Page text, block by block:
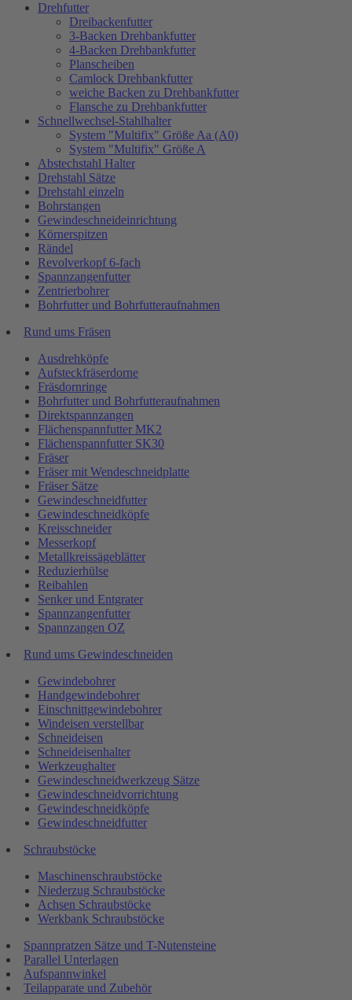
Drehfutter
Dreibackenfutter
3-Backen Drehbankfutter
4-Backen Drehbankfutter
Planscheiben
Camlock Drehbankfutter
weiche Backen zu Drehbankfutter
Flansche zu Drehbankfutter
Schnellwechsel-Stahlhalter
System "Multifix" Größe Aa (A0)
System "Multifix" Größe A
Abstechstahl Halter
Drehstahl Sätze
Drehstahl einzeln
Bohrstangen
Gewindeschneideinrichtung
Körnerspitzen
Rändel
Revolverkopf 6-fach
Spannzangenfutter
Zentrierbohrer
Bohrfutter und Bohrfutteraufnahmen
Rund ums Fräsen
Ausdrehköpfe
Aufsteckfräserdorne
Fräsdornringe
Bohrfutter und Bohrfutteraufnahmen
Direktspannzangen
Flächenspannfutter MK2
Flächenspannfutter SK30
Fräser
Fräser mit Wendeschneidplatte
Fräser Sätze
Gewindeschneidfutter
Gewindeschneidköpfe
Kreisschneider
Messerkopf
Metallkreissägeblätter
Reduzierhülse
Reibahlen
Senker und Entgrater
Spannzangenfutter
Spannzangen OZ
Rund ums Gewindeschneiden
Gewindebohrer
Handgewindebohrer
Einschnittgewindebohrer
Windeisen verstellbar
Schneideisen
Schneideisenhalter
Werkzeughalter
Gewindeschneidwerkzeug Sätze
Gewindeschneidvorrichtung
Gewindeschneidköpfe
Gewindeschneidfutter
Schraubstöcke
Maschinenschraubstöcke
Niederzug Schraubstöcke
Achsen Schraubstöcke
Werkbank Schraubstöcke
Spannpratzen Sätze und T-Nutensteine
Parallel Unterlagen
Aufspannwinkel
Teilapparate und Zubehör